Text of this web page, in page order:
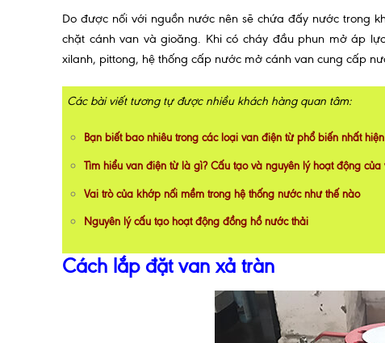
Do được nối với nguồn nước nên sẽ chứa đấy nước trong
chặt cánh van và gioăng. Khi có cháy đầu phun mở áp
xilanh, pittong, hệ thống cấp nước mở cánh van cung cấp
Các bài viết tương tự được nhiều khách hàng quan tâm:
Bạn biết bao nhiêu trong các loại van điện từ phổ biến nhất
Tìm hiểu van điện từ là gì? Cấu tạo và nguyên lý hoạt động của
Vai trò của khớp nối mềm trong hệ thống nước như thế nào
Nguyên lý cấu tạo hoạt động đồng hồ nước thải
Cách lắp đặt van xả tràn